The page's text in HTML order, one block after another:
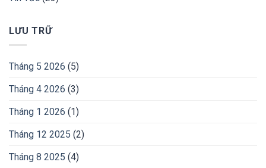
LƯU TRỮ
Tháng 5 2026 (5)
Tháng 4 2026 (3)
Tháng 1 2026 (1)
Tháng 12 2025 (2)
Tháng 8 2025 (4)